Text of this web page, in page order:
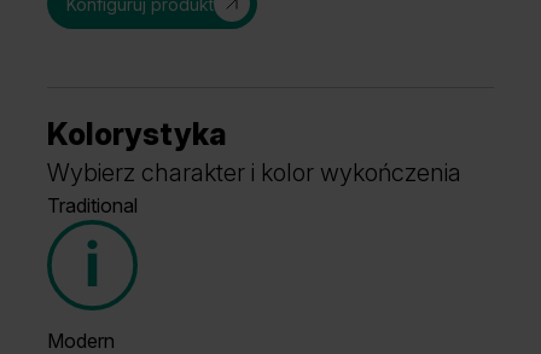
Kolorystyka
Wybierz charakter i kolor wykończenia
Traditional
Modern